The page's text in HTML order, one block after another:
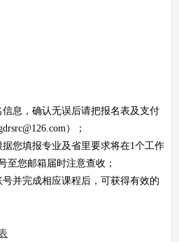
息，确认无误后请把报名表及支付
）；
您填报专业及省里要求将在1个工作
至您邮箱届时注意查收；
并完成相应课程后，可获得有效的